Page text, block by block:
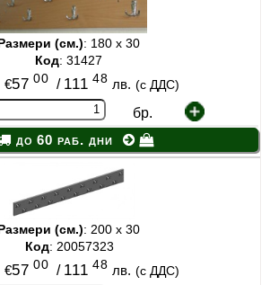
(см.): 180 х 30
Код: 31427
€57 00 / 111 48 лв. (с ДДС)
бр.
до 60 раб. дни
(см.): 200 х 30
Код: 20057323
€57 00 / 111 48 лв. (с ДДС)